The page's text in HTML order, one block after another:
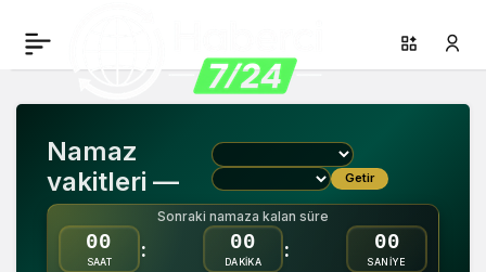
Namaz
vakitleri —
Getir
Sonraki namaza kalan süre
00
SAAT
: 00
DAKİKA
: 00
SANİYE
Stone’dan valiye korona Paylaş